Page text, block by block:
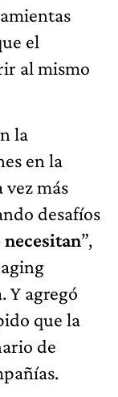
el
al mismo
la
en la
más
desafíos
”,
Y agregó
que la
de